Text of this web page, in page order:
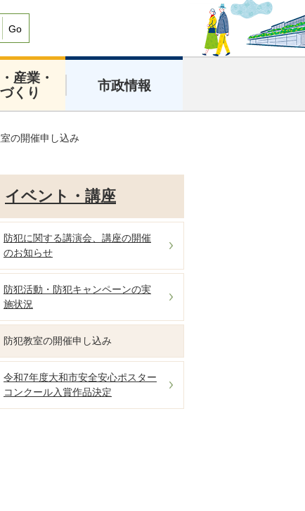
Go
産業・
くり
市政情報
の開催申し込み
イベント・講座
防犯に関する講演会、講座の開催
のお知らせ
防犯活動・防犯キャンペーンの実
施状況
防犯教室の開催申し込み
令和7年度大和市安全安心ポスター
コンクール入賞作品決定